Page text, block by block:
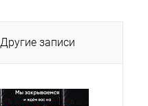
Обмен и возврат
Оплата
Доставка
Другие записи